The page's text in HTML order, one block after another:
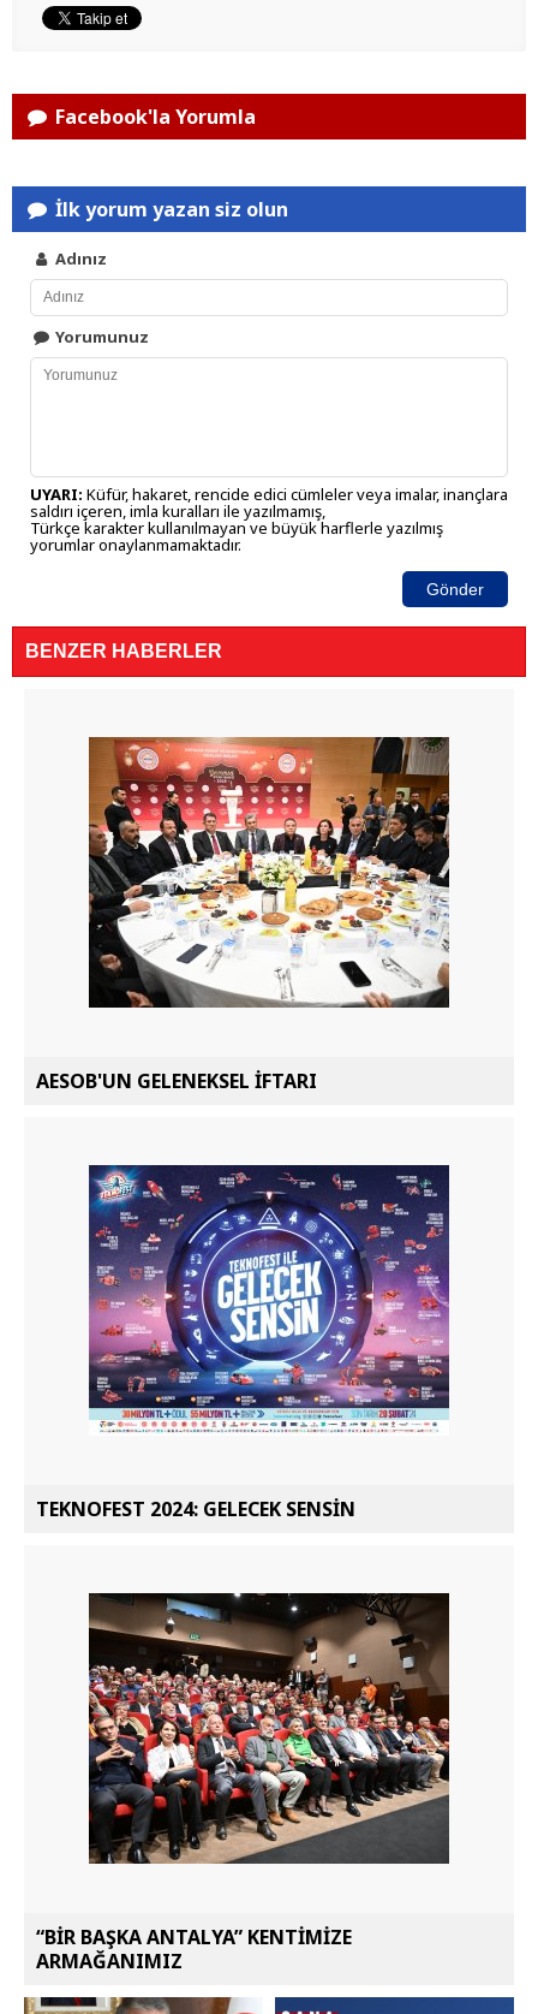
Facebook'la Yorumla
İlk yorum yazan siz olun
Adınız
Yorumunuz
UYARI: Küfür, hakaret, rencide edici cümleler veya imalar, inançlara
saldırı içeren, imla kuralları ile yazılmamış,
Türkçe karakter kullanılmayan ve büyük harflerle yazılmış
yorumlar onaylanmamaktadır.
Gönder
BENZER HABERLER
AESOB'UN GELENEKSEL İFTARI
TEKNOFEST 2024: GELECEK SENSİN
“BİR BAŞKA ANTALYA” KENTİMİZE
ARMAĞANIMIZ